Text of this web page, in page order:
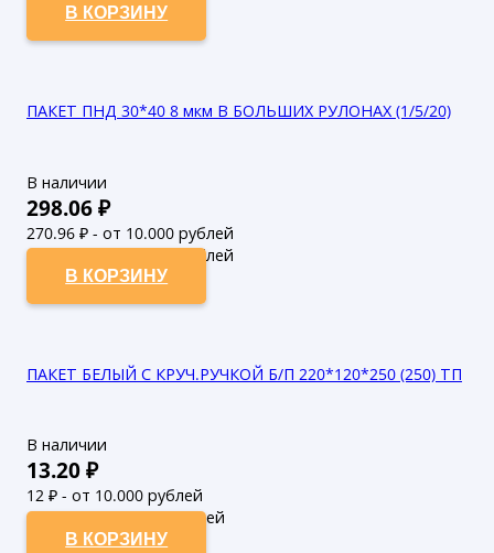
В КОРЗИНУ
ПАКЕТ ПНД 30*40 8 мкм В БОЛЬШИХ РУЛОНАХ (1/5/20)
В наличии
298.06₽
270.96 ₽ - от 10.000 рублей
246.33₽ - от 50.000 рублей
В КОРЗИНУ
ПАКЕТ БЕЛЫЙ С КРУЧ.РУЧКОЙ Б/П 220*120*250 (250) ТП
В наличии
13.20₽
12 ₽ - от 10.000 рублей
10.91₽ - от 50.000 рублей
В КОРЗИНУ